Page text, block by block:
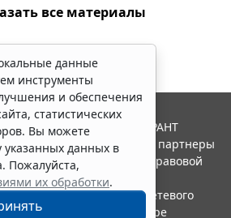
все материалы
данные
инструменты
и обеспечения
статистических
Вы можете
указанных данных в
Пожалуйста,
их обработки.
2026. Система ГАРАНТ
Компания "Гарант" и ее партнеры
Российской ассоциации правовой
в качестве сетевого
службой по надзору в сфере